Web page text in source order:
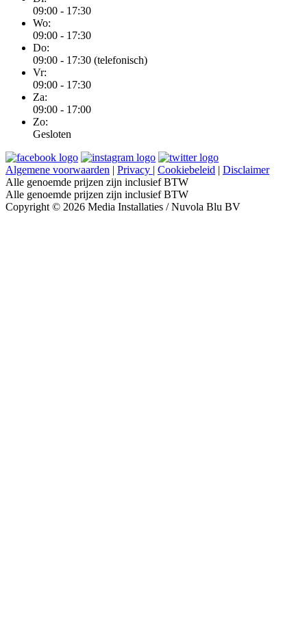
09:00 - 17:30
Wo:
09:00 - 17:30
Do:
09:00 - 17:30 (telefonisch)
Vr:
09:00 - 17:30
Za:
09:00 - 17:00
Zo:
Gesloten
Algemene voorwaarden | Privacy | Cookiebeleid | Disclaimer
Alle genoemde prijzen zijn inclusief BTW
Alle genoemde prijzen zijn inclusief BTW
Copyright © 2026 Media Installaties / Nuvola Blu BV